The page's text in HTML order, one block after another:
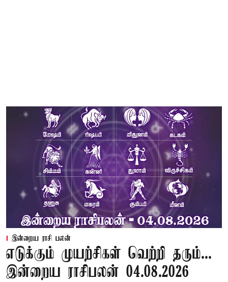
இன்றைய ராசி பலன்
எடுக்கும் முயற்சிகள் வெற்றி தரும்...
இன்றைய ராசிபலன் 04.08.2026